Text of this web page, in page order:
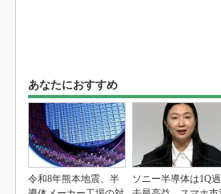
あなたにおすすめ
令和8年熊本地震、半
ソニー半導体は1Q過